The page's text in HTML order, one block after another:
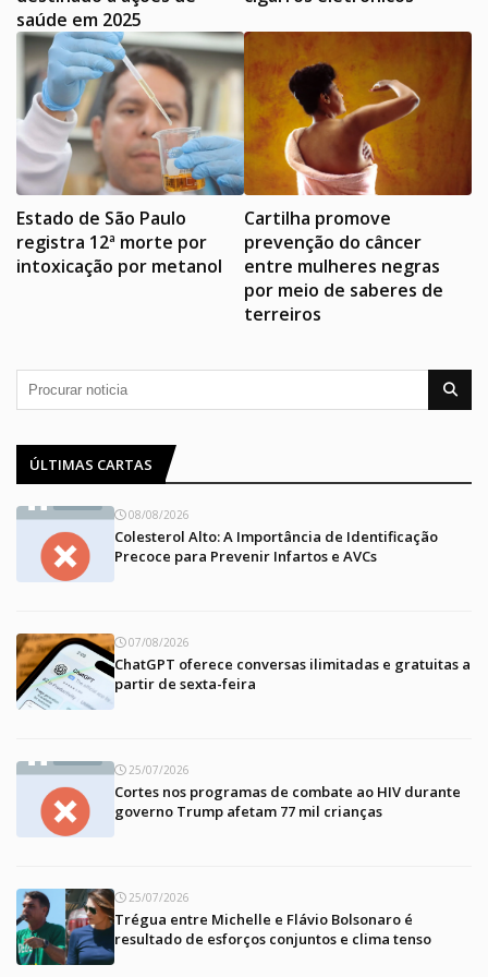
saúde em 2025
Estado de São Paulo
registra 12ª morte por
intoxicação por metanol
Cartilha promove
prevenção do câncer
entre mulheres negras
por meio de saberes de
terreiros
ÚLTIMAS CARTAS
08/08/2026
Colesterol Alto: A Importância de Identificação
Precoce para Prevenir Infartos e AVCs
07/08/2026
ChatGPT oferece conversas ilimitadas e gratuitas a
partir de sexta-feira
25/07/2026
Cortes nos programas de combate ao HIV durante
governo Trump afetam 77 mil crianças
25/07/2026
Trégua entre Michelle e Flávio Bolsonaro é
resultado de esforços conjuntos e clima tenso